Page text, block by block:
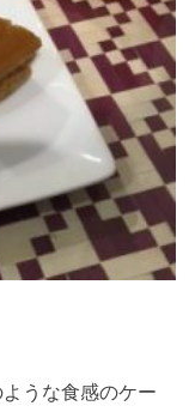
うな食感のケー